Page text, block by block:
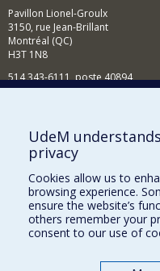
Pavillon Lionel-Groulx
3150, rue Jean-Brillant
Montréal (QC)
H3T 1N8
514 343-6111, poste 40894
Comment soutenir l'École?
BESOIN D'AIDE?
Plan du site
Signaler une erreur
Accessibilité
UdeM
privacy
Cookies allow us to
browsing experience.
ensure the website’s
others remember your
consent to our use of